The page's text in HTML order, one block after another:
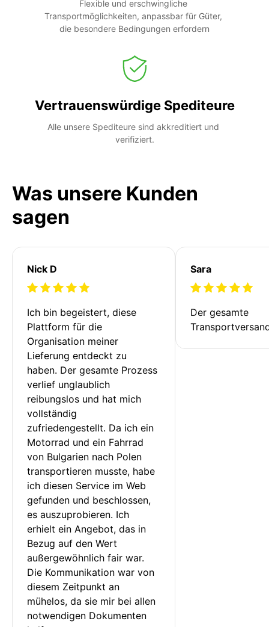
Flexible und erschwingliche
Transportmöglichkeiten, anpassbar für Güter,
die besondere Bedingungen erfordern
Vertrauenswürdige Spediteure
Alle unsere Spediteure sind akkreditiert und
verifiziert.
Was unsere Kunden
sagen
Nick D
Ich bin begeistert, diese
Plattform für die
Organisation meiner
Lieferung entdeckt zu
haben. Der gesamte Prozess
verlief unglaublich
reibungslos und hat mich
vollständig
zufriedengestellt. Da ich ein
Motorrad und ein Fahrrad
von Bulgarien nach Polen
transportieren musste, habe
ich diesen Service im Web
gefunden und beschlossen,
es auszuprobieren. Ich
erhielt ein Angebot, das in
Bezug auf den Wert
außergewöhnlich fair war.
Die Kommunikation war von
diesem Zeitpunkt an
mühelos, da sie mir bei allen
notwendigen Dokumenten
Sara
Der gesamte